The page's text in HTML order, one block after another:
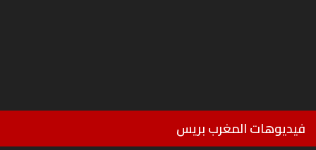
فيديوهات المغرب بريس